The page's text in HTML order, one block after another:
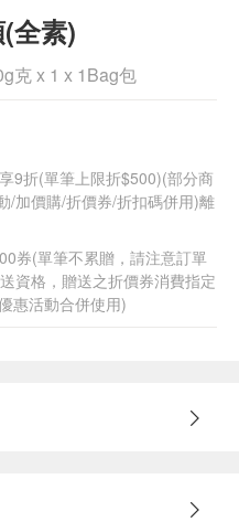
全素)
克 x 1 x 1Bag包
9折(單筆上限折$500)(部分商
/加價購/折價券/折扣碼併用)離
券(單筆不累贈，請注意訂單
資格，贈送之折價券消費指定
惠活動合併使用)